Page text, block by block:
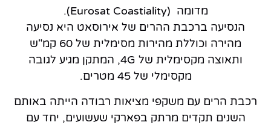
מדומה (Eurosat Coastiality).
הנסיעה ברכבת ההרים של אירוסאט היא נסיעה
מהירה וכוללת מהירות מסימלית של 60 קמ"ש
ותאוצה מקסימלית של 4G, המתקן מגיע לגובה
מקסימלי של 45 מטרים.
רכבת הרים עם משקפי מציאות רבודה הייתה באותם
השנים תקדים מרתק בפארקי שעשועים, יחד עם